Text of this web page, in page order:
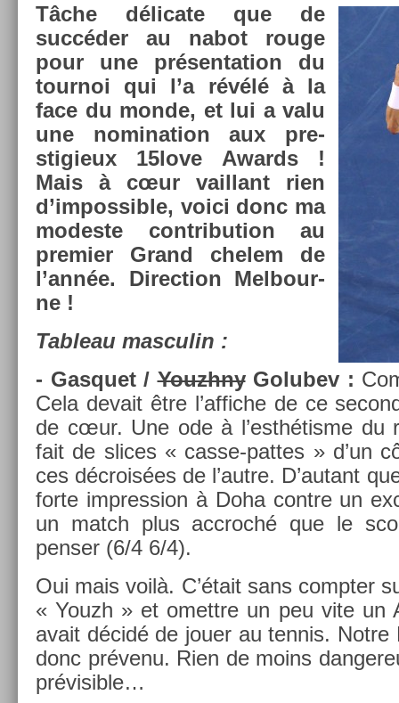
Tâche délicate que de
succéder au nabot rouge
pour une présen­ta­tion du
tour­noi qui l’a révélé à la
face du monde, et lui a valu
une nomina­tion aux pre­
stigieux 15love Awards !
Mais à cœur vail­lant rien
d’im­possib­le, voici donc ma
modes­te con­tribu­tion au
pre­mi­er Grand chelem de
l’année. Di­rec­tion Mel­bour­
ne !
Tab­leau mas­culin :
- Gas­quet /YouzhnyGolubev :
Cela de­vait être l’af­fiche de ce
de cœur. Une ode à l’esthétisme du
fait de slices « casse-pattes » d’un
ces décroisées de l’autre. D’autant
forte im­press­ion à Doha con­tre un
un match plus accroché que le
pens­er (6/4 6/4).
Oui mais voilà. C’était sans com­pt­er
« Youzh » et omettre un peu vite un
avait décidé de jouer au ten­nis. Notre
donc prévenu. Rien de moins
prévisib­le…